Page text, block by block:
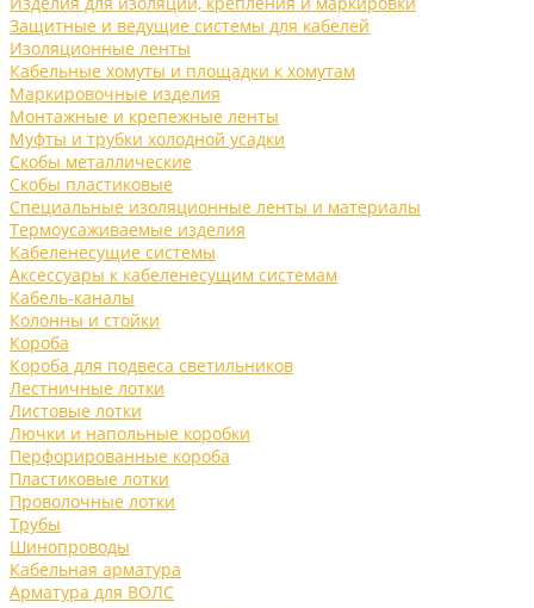
Защитные и ведущие системы для кабелей
Изоляционные ленты
Кабельные хомуты и площадки к хомутам
Маркировочные изделия
Монтажные и крепежные ленты
Муфты и трубки холодной усадки
Скобы металлические
Скобы пластиковые
Специальные изоляционные ленты и материалы
Термоусаживаемые изделия
Кабеленесущие системы
Аксессуары к кабеленесущим системам
Кабель-каналы
Колонны и стойки
Короба
Короба для подвеса светильников
Лестничные лотки
Листовые лотки
Лючки и напольные коробки
Перфорированные короба
Пластиковые лотки
Проволочные лотки
Трубы
Шинопроводы
Кабельная арматура
Арматура для ВОЛС